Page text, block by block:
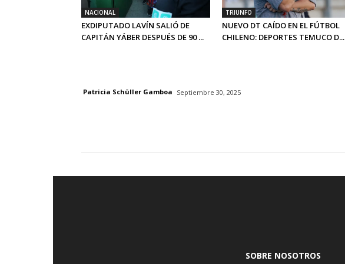
NACIONAL
EXDIPUTADO LAVÍN SALIÓ DE
CAPITÁN YÁBER DESPUÉS DE 90 ...
TRIUNFO
NUEVO DT CAÍDO EN EL FÚTBOL
CHILENO: DEPORTES TEMUCO D...
Patricia Schüller Gamboa Septiembre 30, 2025
SOBRE NOSOTROS